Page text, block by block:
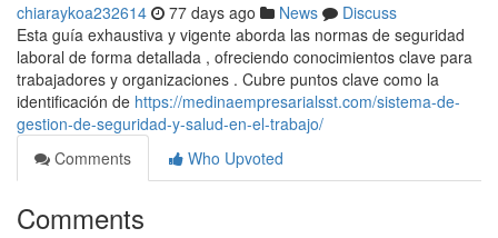
chiaraykoa232614 77 days ago News
Discuss
Esta guía exhaustiva y vigente aborda las normas de seguridad
laboral de forma detallada , ofreciendo conocimientos clave para
trabajadores y organizaciones . Cubre puntos clave como la
identificación de https://medinaempresarialsst.com/sistema-de-
gestion-de-seguridad-y-salud-en-el-trabajo/
Comments
Who Upvoted
Comments